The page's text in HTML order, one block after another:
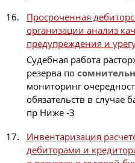
Просроченная
организации анализ
предупреждения и
Судебная работа
резерва по
мониторинг
обязательств в случае
пр Ниже -3
Инвентаризация
дебиторами и